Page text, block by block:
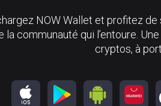
NOW Wallet et profitez
la communauté qui l’entoure.
cryptos, à